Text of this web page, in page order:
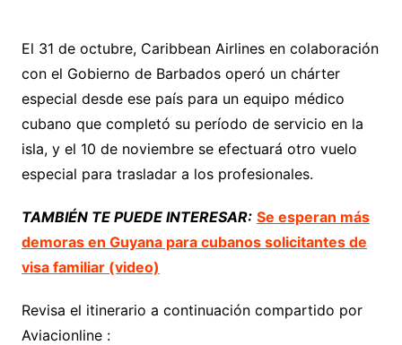
El 31 de octubre, Caribbean Airlines en colaboración
con el Gobierno de Barbados operó un chárter
especial desde ese país para un equipo médico
cubano que completó su período de servicio en la
isla, y el 10 de noviembre se efectuará otro vuelo
especial para trasladar a los profesionales.
TAMBIÉN TE PUEDE INTERESAR: Se esperan más
demoras en Guyana para cubanos solicitantes de
visa familiar (video)
Revisa el itinerario a continuación compartido por
Aviacionline :